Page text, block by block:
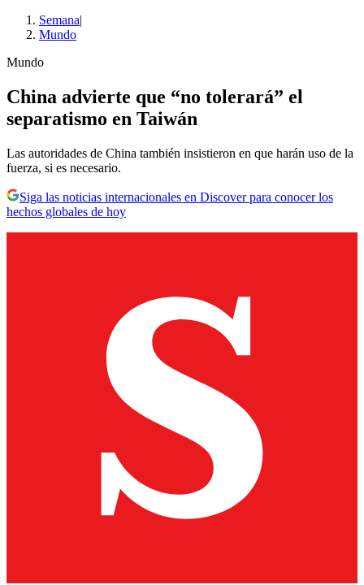
Semana|
Mundo
Mundo
China advierte que “no tolerará” el
separatismo en Taiwán
Las autoridades de China también insistieron en que harán uso de la
fuerza, si es necesario.
Siga las noticias internacionales en Discover para conocer los
hechos globales de hoy